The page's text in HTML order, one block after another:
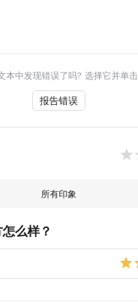
本中发现错误了吗? 选择它并单击
报告错误
所有印象
么样？